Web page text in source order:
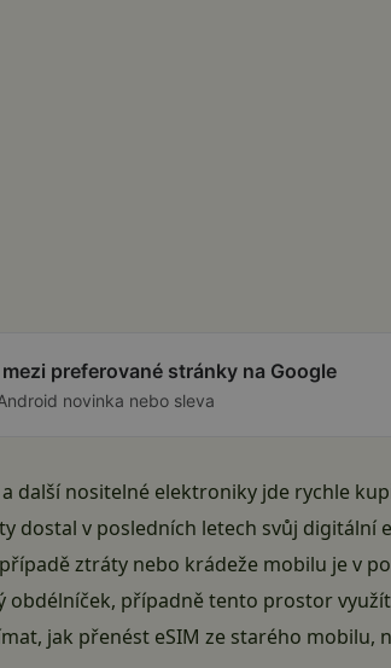
preferované stránky na Google
novinka nebo sleva
další nositelné elektroniky jde rychle
dostal v posledních letech svůj digitální
ztráty nebo krádeže mobilu je v
obdélníček, případně tento prostor
jak přenést eSIM ze starého